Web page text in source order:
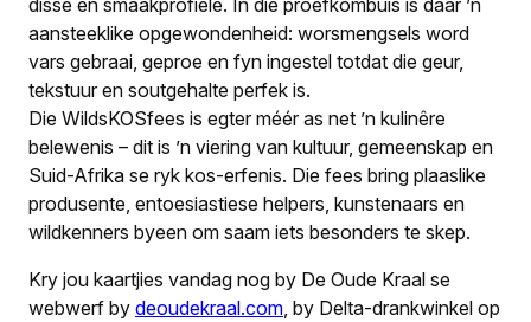
aansteeklike opgewondenheid: worsmengsels word
vars gebraai, geproe en fyn ingestel totdat die geur,
tekstuur en soutgehalte perfek is.
Die WildsKOSfees is egter méér as net ’n kulinêre
belewenis – dit is ’n viering van kultuur, gemeenskap en
Suid-Afrika se ryk kos-erfenis. Die fees bring plaaslike
produsente, entoesiastiese helpers, kunstenaars en
wildkenners byeen om saam iets besonders te skep.
Kry jou kaartjies vandag nog by De Oude Kraal se
webwerf by deoudekraal.com , by Delta-drankwinkel op